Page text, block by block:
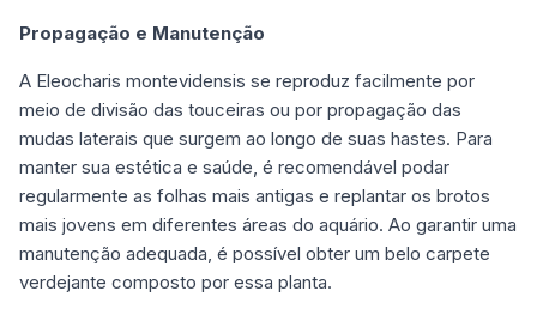
Propagação e Manutenção
A Eleocharis montevidensis se reproduz facilmente por
meio de divisão das touceiras ou por propagação das
mudas laterais que surgem ao longo de suas hastes. Para
manter sua estética e saúde, é recomendável podar
regularmente as folhas mais antigas e replantar os brotos
mais jovens em diferentes áreas do aquário. Ao garantir uma
manutenção adequada, é possível obter um belo carpete
verdejante composto por essa planta.